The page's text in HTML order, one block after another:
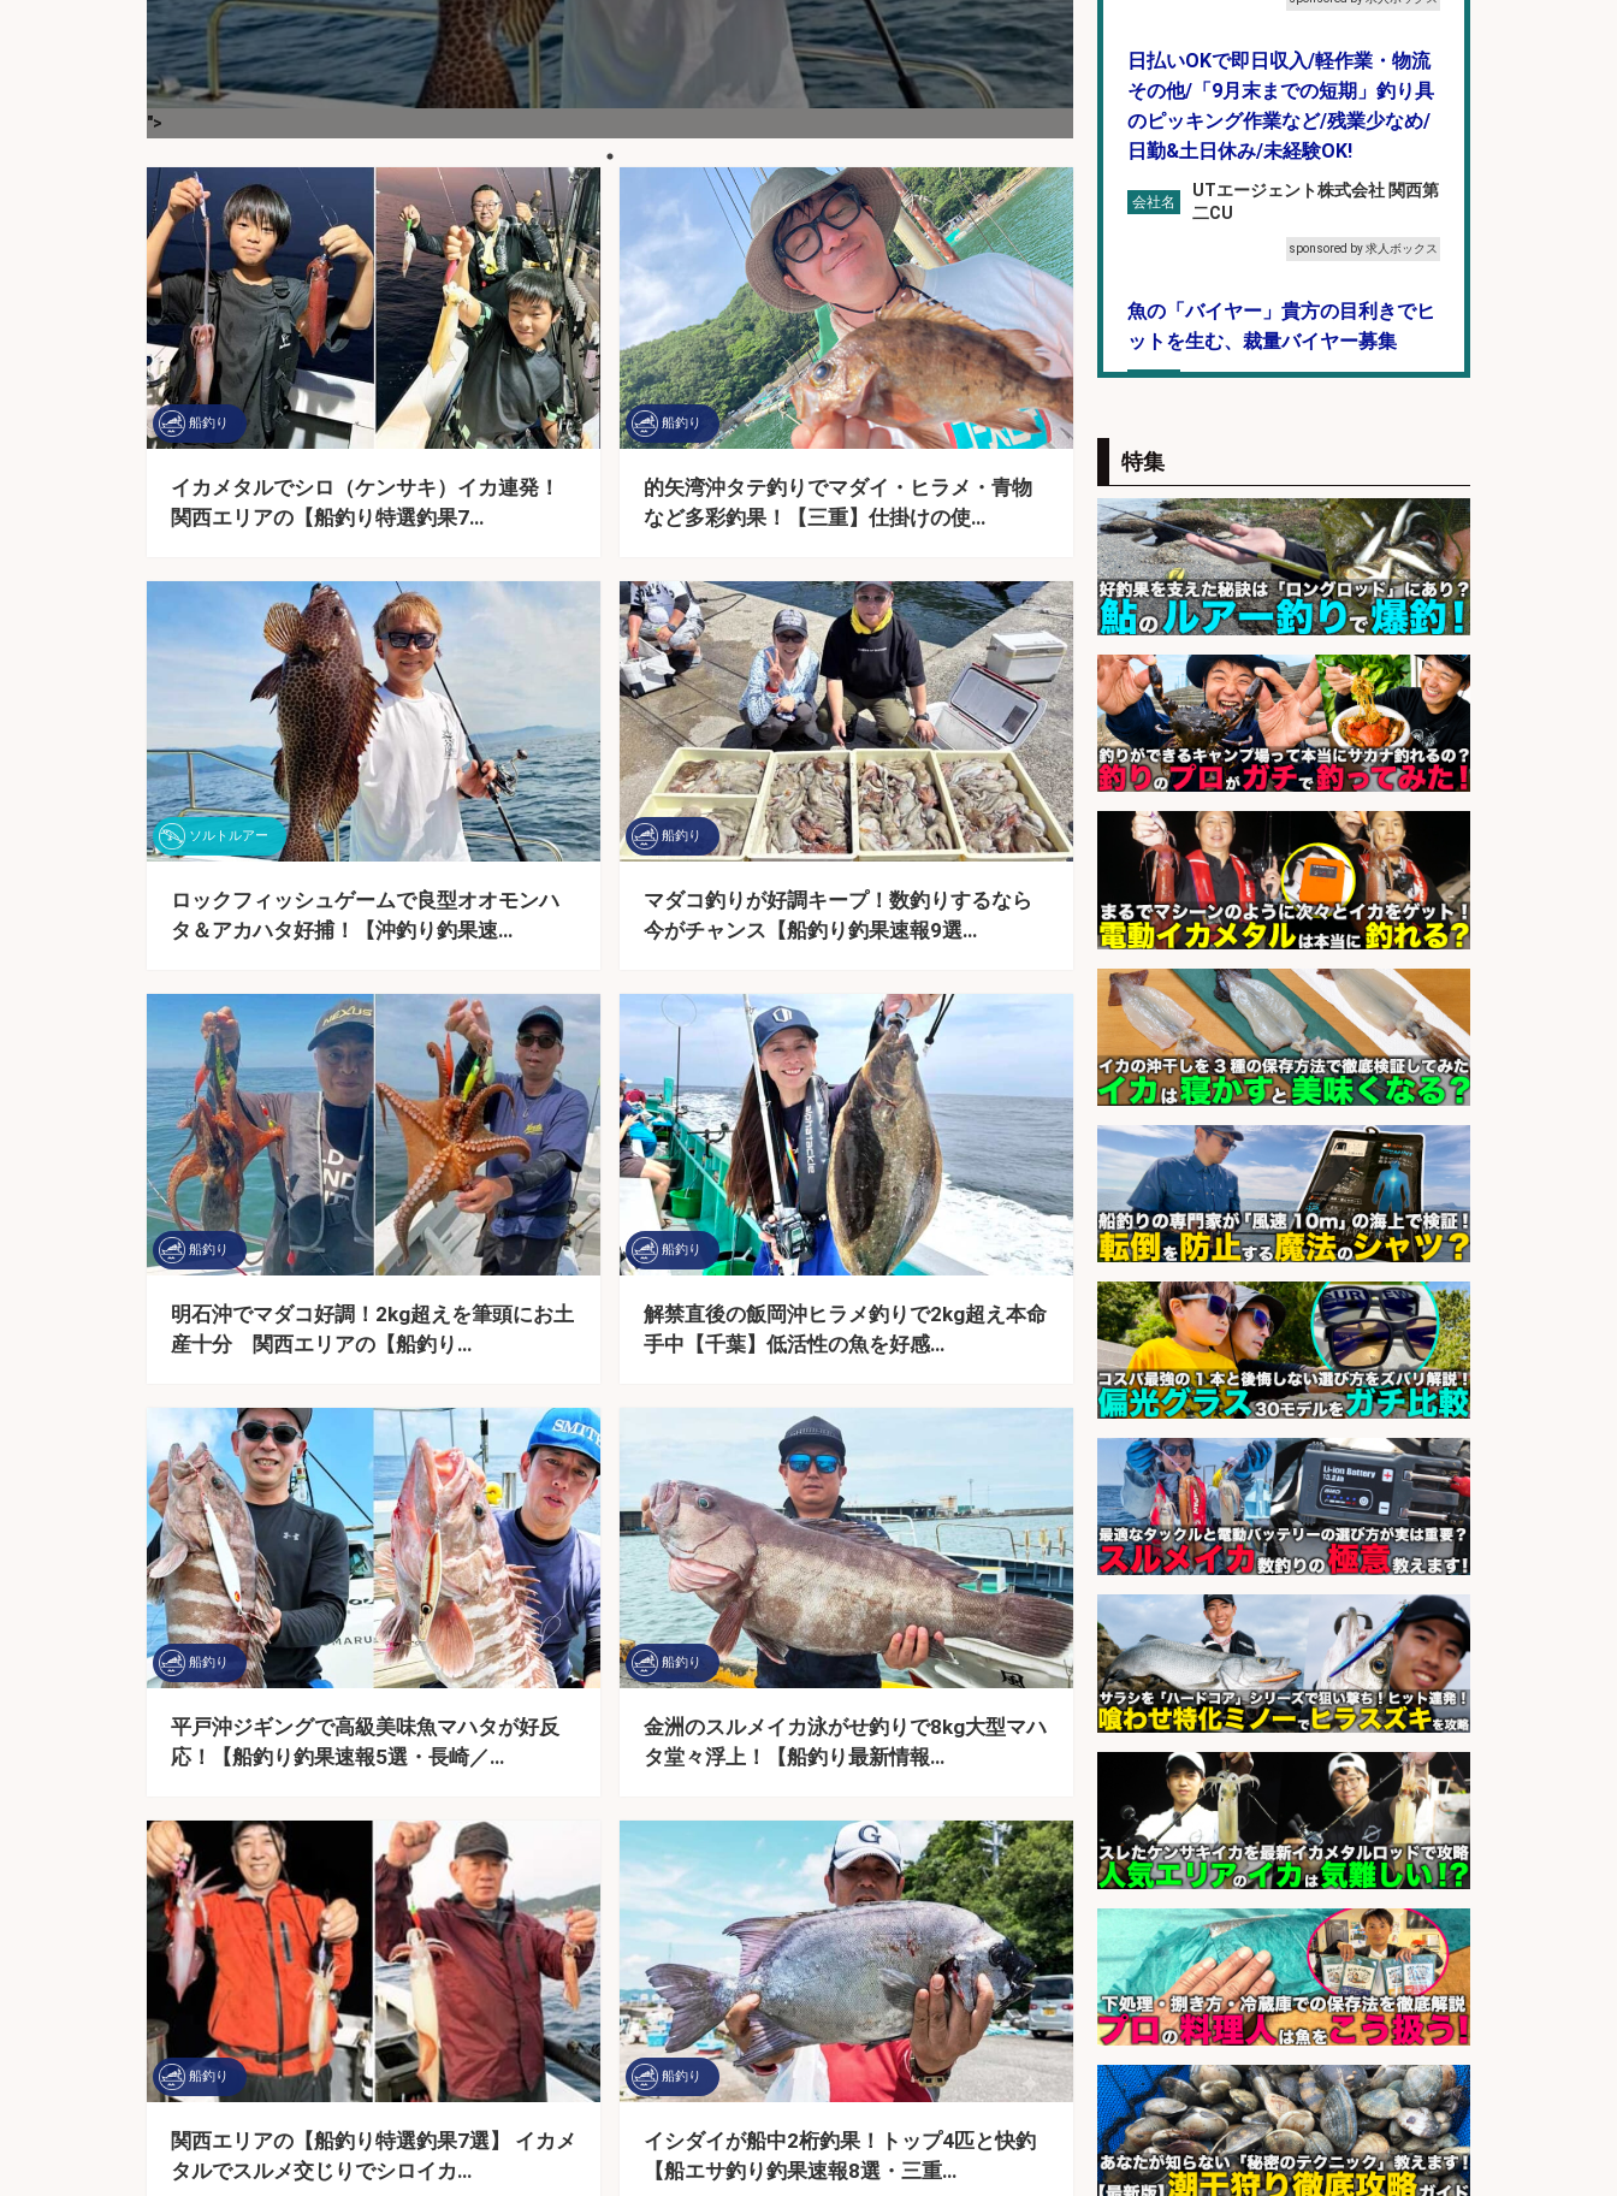
">
船釣り
イカメタルでシロ（ケンサキ）イカ連発！
関西エリアの【船釣り特選釣果7…
船釣り
的矢湾沖タテ釣りでマダイ・ヒラメ・青物
など多彩釣果！【三重】仕掛けの使…
ソルトルアー
ロックフィッシュゲームで良型オオモンハ
タ＆アカハタ好捕！【沖釣り釣果速…
船釣り
マダコ釣りが好調キープ！数釣りするなら
今がチャンス【船釣り釣果速報9選…
船釣り
明石沖でマダコ好調！2kg超えを筆頭にお土
産十分 関西エリアの【船釣り…
船釣り
解禁直後の飯岡沖ヒラメ釣りで2kg超え本命
手中【千葉】低活性の魚を好感…
船釣り
平戸沖ジギングで高級美味魚マハタが好反
応！【船釣り釣果速報5選・長崎／…
船釣り
金洲のスルメイカ泳がせ釣りで8kg大型マハ
タ堂々浮上！【船釣り最新情報…
船釣り
関西エリアの【船釣り特選釣果7選】 イカメ
タルでスルメ交じりでシロイカ…
船釣り
イシダイが船中2桁釣果！トップ4匹と快釣
【船エサ釣り釣果速報8選・三重…
日払いOKで即日収入/軽作業・物流
その他/「9月末までの短期」釣り具
のピッキング作業など/残業少なめ/
日勤&土日休み/未経験OK!
会社名
UTエージェント株式会社 関西第
二CU
sponsored by 求人ボックス
魚の「バイヤー」貴方の目利きでヒ
ットを生む、裁量バイヤー募集
会社名 株式会社コムライン
釣り具などの出荷作業～～/工場/製
造
会社名 UTグループ株式会社
sponsored by 求人ボックス
長候補/本物を知る大人の隠れ家!魚
の価値を上げ、地域を元気に!店長候
補募集
会社名 酒場あらかぶ 酒場あらかぶ
sponsored by 求人ボックス
福岡「現場監督」/釣り好き歓迎/残
業10時間/経験者歓迎
会社名 広松久水産株式会社
sponsored by 求人ボックス
仕分け・シール貼り/釣り具などの
出荷作業/兵庫県/神戸市北区
sponsored by 求人ボックス
さかな専門学校の教員 教員免許不
要/水産業界の知識と経験を活かす
会社名
学校法人水野学園日本さかな専
門学校
sponsored by 求人ボックス
和食, 日本料理・懐石料理/店長・店
長候補/旬と手作りにこだわる!さか
なの価値を上げ、地域を元気に!店長
候補募集
会社名 博多 華吉 博多 華吉
sponsored by 求人ボックス
さらに求人情報を見る
特集